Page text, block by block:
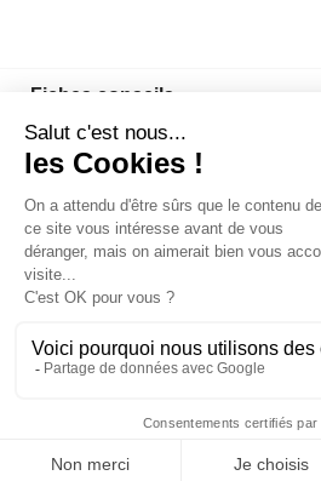
Fiches conseils
Insecte
Rongeurs
© 2026 - Produit-antinuisible.com